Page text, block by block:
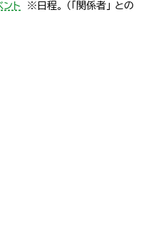
ント ※日程。 （「関係者」 との